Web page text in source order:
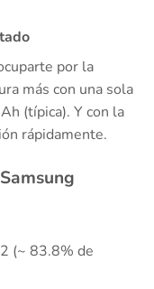
por la
más con una sola
(típica). Y con la
rápidamente.
(~ 83.8% de